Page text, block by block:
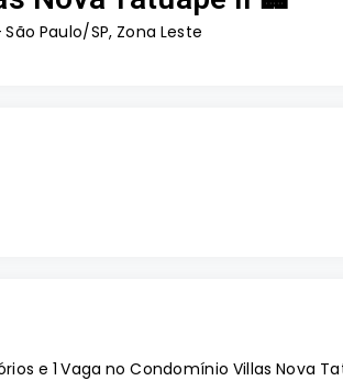
Paulo/SP, Zona Leste
e 1 Vaga no Condomínio Villas Nova